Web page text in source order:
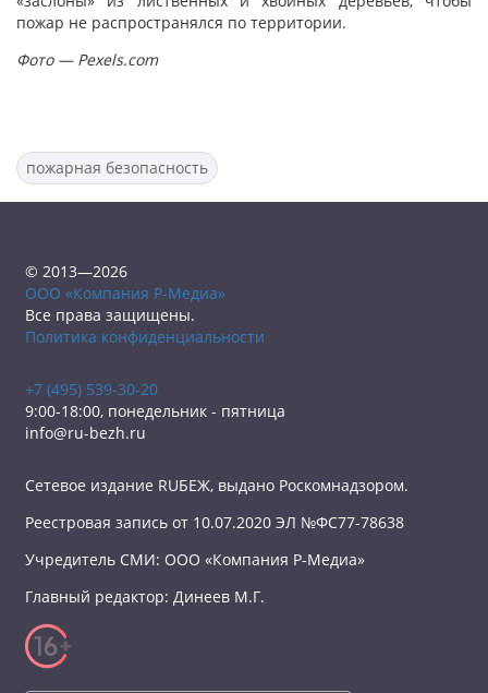
пожар не распространялся по территории.
Фото — Pexels.com
пожарная безопасность
© 2013—2026
ООО «Компания Р-Медиа»
Все права защищены.
Политика конфиденциальности
+7 (495) 539-30-20
9:00-18:00, понедельник - пятница
info@ru-bezh.ru
Сетевое издание RUБЕЖ, выдано Роскомнадзором.
Реестровая запись от 10.07.2020 ЭЛ №ФС77-78638
Учредитель СМИ: ООО «Компания Р-Медиа»
Главный редактор: Динеев М.Г.